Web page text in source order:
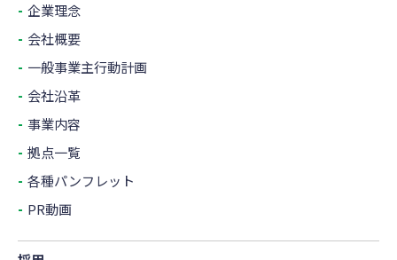
企業理念
会社概要
一般事業主行動計画
会社沿革
事業内容
拠点一覧
各種パンフレット
PR動画